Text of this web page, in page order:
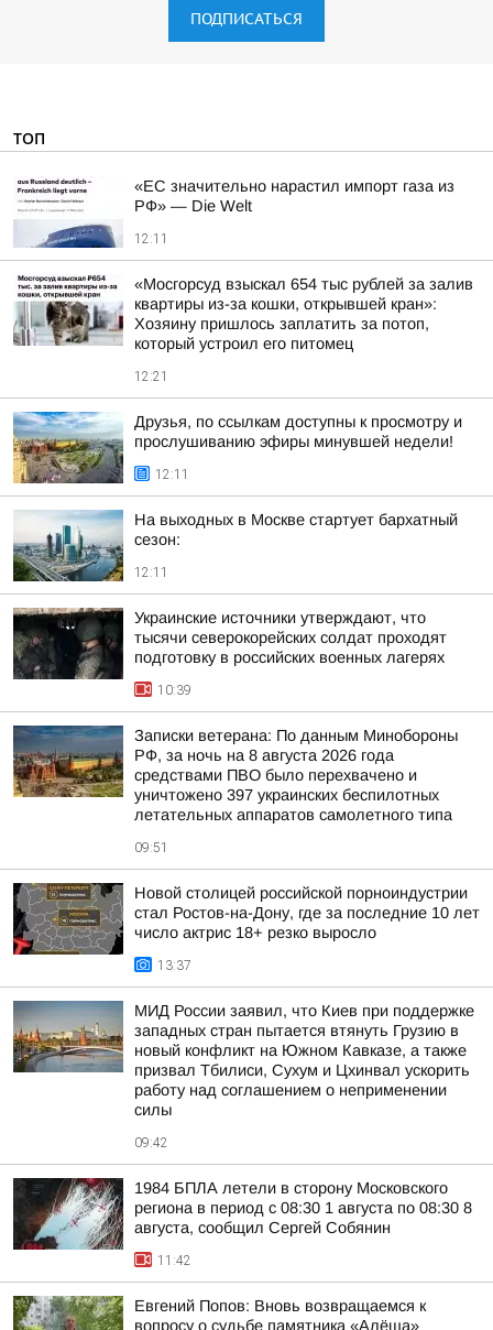
ПОДПИСАТЬСЯ
ТОП
«ЕС значительно нарастил импорт газа из
РФ» — Die Welt
12:11
«Мосгорсуд взыскал 654 тыс рублей за залив
квартиры из-за кошки, открывшей кран»:
Хозяину пришлось заплатить за потоп,
который устроил его питомец
12:21
Друзья, по ссылкам доступны к просмотру и
прослушиванию эфиры минувшей недели!
12:11
На выходных в Москве стартует бархатный
сезон:
12:11
Украинские источники утверждают, что
тысячи северокорейских солдат проходят
подготовку в российских военных лагерях
10:39
Записки ветерана: По данным Минобороны
РФ, за ночь на 8 августа 2026 года
средствами ПВО было перехвачено и
уничтожено 397 украинских беспилотных
летательных аппаратов самолетного типа
09:51
Новой столицей российской порноиндустрии
стал Ростов-на-Дону, где за последние 10 лет
число актрис 18+ резко выросло
13:37
МИД России заявил, что Киев при поддержке
западных стран пытается втянуть Грузию в
новый конфликт на Южном Кавказе, а также
призвал Тбилиси, Сухум и Цхинвал ускорить
работу над соглашением о неприменении
силы
09:42
1984 БПЛА летели в сторону Московского
региона в период с 08:30 1 августа по 08:30 8
августа, сообщил Сергей Собянин
11:42
Евгений Попов: Вновь возвращаемся к
вопросу о судьбе памятника «Алёша»